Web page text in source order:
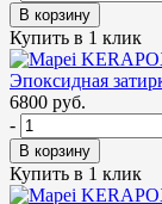
В корзину
Купить в 1 клик
Эпоксидная
6800 руб.
-
В корзину
Купить в 1 клик